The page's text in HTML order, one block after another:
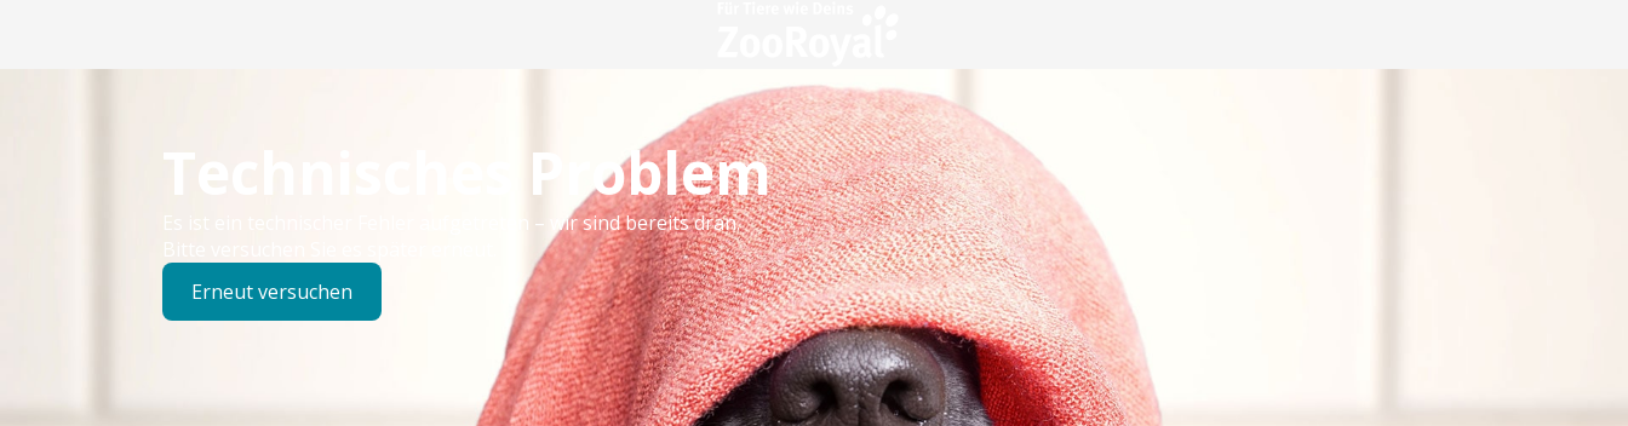
Technisches Problem
Es ist ein technischer Fehler aufgetreten – wir sind bereits dran.
Bitte versuchen Sie es später erneut.
Erneut versuchen